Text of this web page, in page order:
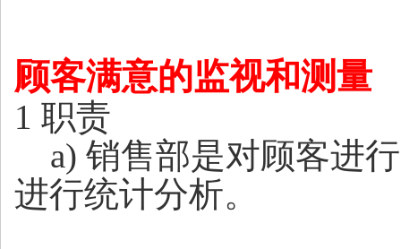
顾客满意的监视和测量
1 职责
a) 销售部是对顾客进
进行统计分析。